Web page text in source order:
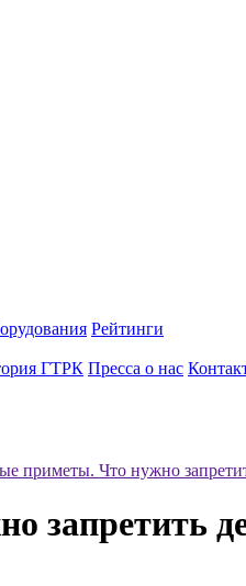
Рейтинги
ГТРК Пресса о нас
приметы. Что нужно
запретить